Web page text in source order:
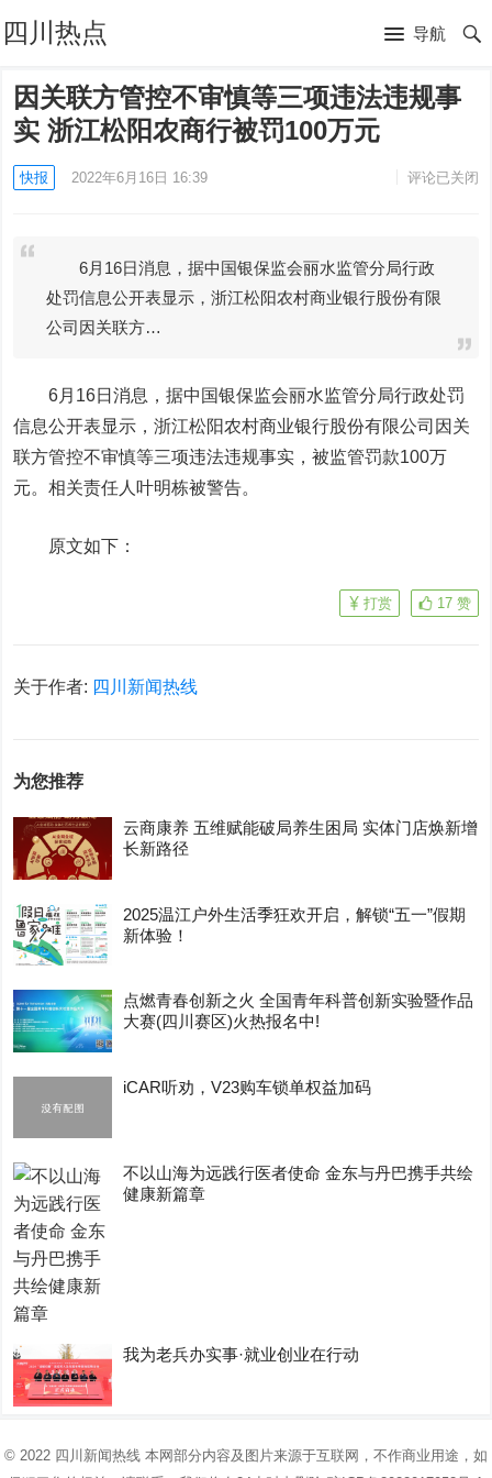
四川热点 导航
因关联方管控不审慎等三项违法违规事
实 浙江松阳农商行被罚100万元
快报 2022年6月16日 16:39 评论已关闭
6月16日消息，据中国银保监会丽水监管分局行政
处罚信息公开表显示，浙江松阳农村商业银行股份有限
公司因关联方…
6月16日消息，据中国银保监会丽水监管分局行政处罚
信息公开表显示，浙江松阳农村商业银行股份有限公司因关
联方管控不审慎等三项违法违规事实，被监管罚款100万
元。相关责任人叶明栋被警告。
原文如下：
17 赞
打赏
关于作者: 四川新闻热线
为您推荐
云商康养 五维赋能破局养生困局 实体门店焕新增
长新路径
2025温江户外生活季狂欢开启，解锁“五一”假期
新体验！
点燃青春创新之火 全国青年科普创新实验暨作品
大赛(四川赛区)火热报名中!
iCAR听劝，V23购车锁单权益加码
不以山海为远践行医者使命 金东与丹巴携手共绘
健康新篇章
我为老兵办实事·就业创业在行动
© 2022 四川新闻热线本网部分内容及图片来源于互联网，不作商业用途，如